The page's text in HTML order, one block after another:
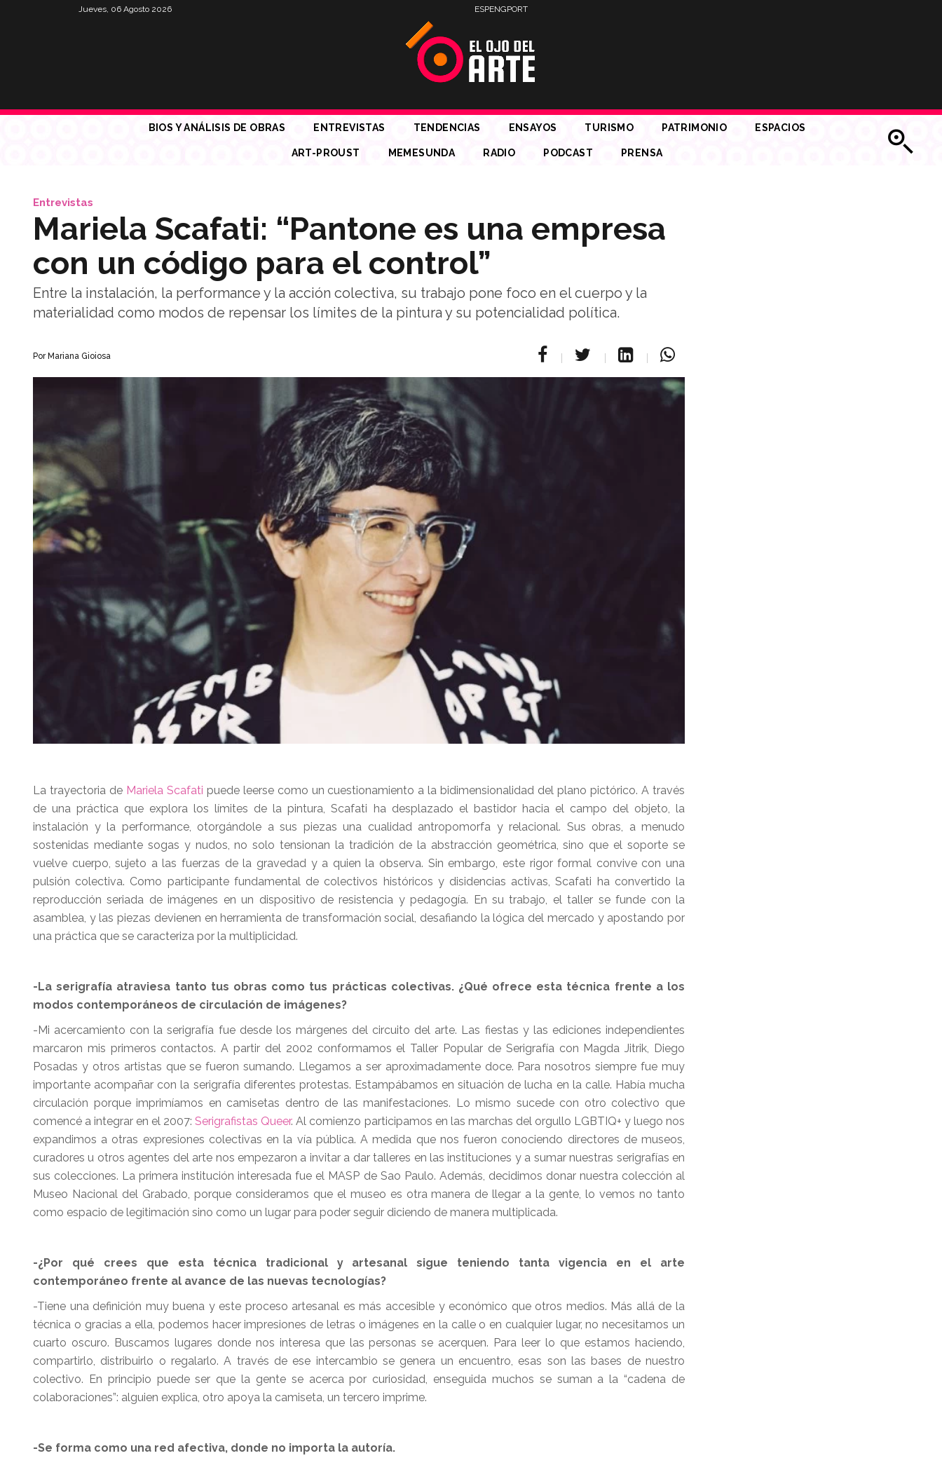
Jueves, 06 Agosto 2026 ESPENGPORT
BIOS Y ANÁLISIS DE OBRAS ENTREVISTAS TENDENCIAS ENSAYOS TURISMO PATRIMONIO ESPACIOS
ART-PROUST MEMESUNDA RADIO PODCAST PRENSA
Entrevistas
Mariela Scafati: “Pantone es una empresa
con un código para el control”
Entre la instalación, la performance y la acción colectiva, su trabajo pone foco en el cuerpo y la
materialidad como modos de repensar los límites de la pintura y su potencialidad política.
Por Mariana Gioiosa
La trayectoria de Mariela Scafati puede leerse como un cuestionamiento a la bidimensionalidad del plano pictórico. A través
de una práctica que explora los límites de la pintura, Scafati ha desplazado el bastidor hacia el campo del objeto, la
instalación y la performance, otorgándole a sus piezas una cualidad antropomorfa y relacional. Sus obras, a menudo
sostenidas mediante sogas y nudos, no solo tensionan la tradición de la abstracción geométrica, sino que el soporte se
vuelve cuerpo, sujeto a las fuerzas de la gravedad y a quien la observa. Sin embargo, este rigor formal convive con una
pulsión colectiva. Como participante fundamental de colectivos históricos y disidencias activas, Scafati ha convertido la
reproducción seriada de imágenes en un dispositivo de resistencia y pedagogía. En su trabajo, el taller se funde con la
asamblea, y las piezas devienen en herramienta de transformación social, desafiando la lógica del mercado y apostando por
una práctica que se caracteriza por la multiplicidad.
-La serigrafía atraviesa tanto tus obras como tus prácticas colectivas. ¿Qué ofrece esta técnica frente a los
modos contemporáneos de circulación de imágenes?
-Mi acercamiento con la serigrafía fue desde los márgenes del circuito del arte. Las fiestas y las ediciones independientes
marcaron mis primeros contactos. A partir del 2002 conformamos el Taller Popular de Serigrafía con Magda Jitrik, Diego
Posadas y otros artistas que se fueron sumando. Llegamos a ser aproximadamente doce. Para nosotros siempre fue muy
importante acompañar con la serigrafía diferentes protestas. Estampábamos en situación de lucha en la calle. Había mucha
circulación porque imprimíamos en camisetas dentro de las manifestaciones. Lo mismo sucede con otro colectivo que
comencé a integrar en el 2007:Serigrafistas Queer. Al comienzo participamos en las marchas del orgullo LGBTIQ+ y luego nos
expandimos a otras expresiones colectivas en la vía pública. A medida que nos fueron conociendo directores de museos,
curadores u otros agentes del arte nos empezaron a invitar a dar talleres en las instituciones y a sumar nuestras serigrafías en
sus colecciones. La primera institución interesada fue el MASP de Sao Paulo. Además, decidimos donar nuestra colección al
Museo Nacional del Grabado, porque consideramos que el museo es otra manera de llegar a la gente, lo vemos no tanto
como espacio de legitimación sino como un lugar para poder seguir diciendo de manera multiplicada.
-¿Por qué crees que esta técnica tradicional y artesanal sigue teniendo tanta vigencia en el arte
contemporáneo frente al avance de las nuevas tecnologías?
-Tiene una definición muy buena y este proceso artesanal es más accesible y económico que otros medios. Más allá de la
técnica o gracias a ella, podemos hacer impresiones de letras o imágenes en la calle o en cualquier lugar, no necesitamos un
cuarto oscuro. Buscamos lugares donde nos interesa que las personas se acerquen. Para leer lo que estamos haciendo,
compartirlo, distribuirlo o regalarlo. A través de ese intercambio se genera un encuentro, esas son las bases de nuestro
colectivo. En principio puede ser que la gente se acerca por curiosidad, enseguida muchos se suman a la “cadena de
colaboraciones”: alguien explica, otro apoya la camiseta, un tercero imprime.
-Se forma como una red afectiva, donde no importa la autoría.